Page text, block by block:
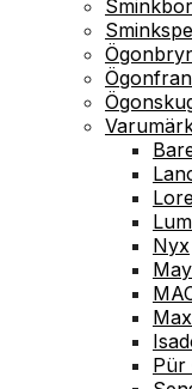
Nyx
Pür